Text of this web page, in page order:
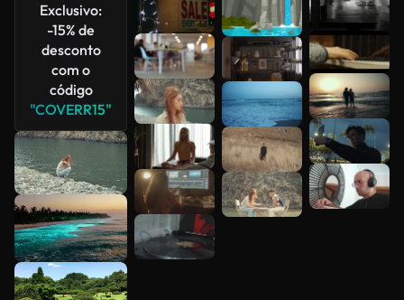
Exclusivo:
-15% de
desconto
com o
código
"COVERR15"